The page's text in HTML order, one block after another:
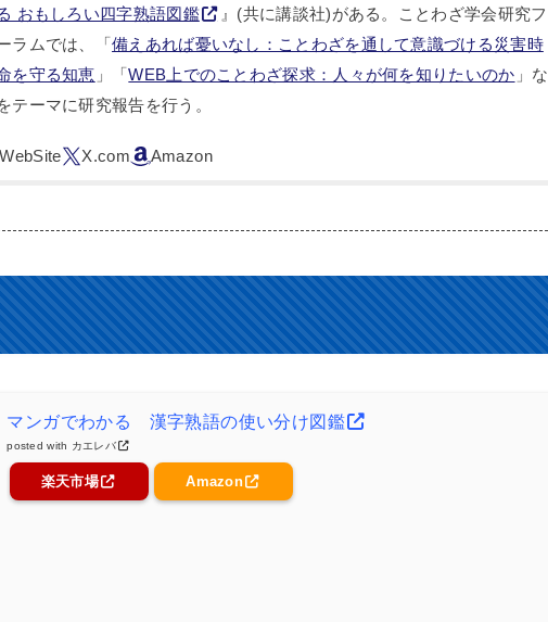
おもしろい四字熟語図鑑
』(共に講談社)がある。ことわざ学会研究フ
ラムでは、「備えあれば憂いなし：ことわざを通して意識づける災害時
を守る知恵 」「WEB上でのことわざ探求：人々が何を知りたいのか 」な
テーマに研究報告を行う。
マンガでわかる 漢字熟語の使い分け図鑑
posted with カエレバ
楽天市場 Amazon